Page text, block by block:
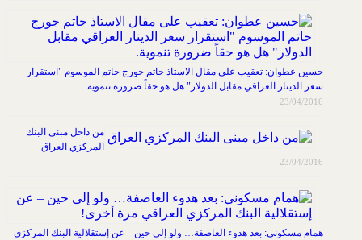
حسين عطوان: تعقيب على مقال الاستاذ حاتم جورج حاتم الموسوم "استقرار
سعر الدينار العراقي مقابل الدولار" هل هو حقاً ضرورة تنموية.
23/04/2016
من داخل مبنى البنك
المركزي العراق
23/04/2016
همام مسكوني: بعد هدوء العاصفة… ولو إلى حين – عن إستقلالية البنك المركزي